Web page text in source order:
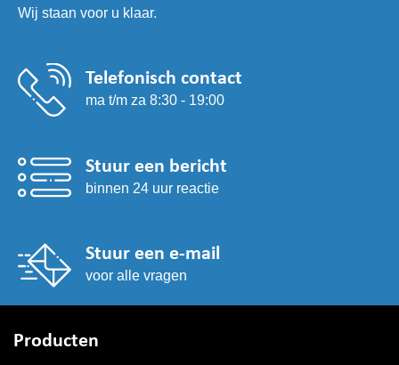
Wij staan voor u klaar.
Telefonisch contact
ma t/m za 8:30 - 19:00
Stuur een bericht
binnen 24 uur reactie
Stuur een e-mail
voor alle vragen
Producten